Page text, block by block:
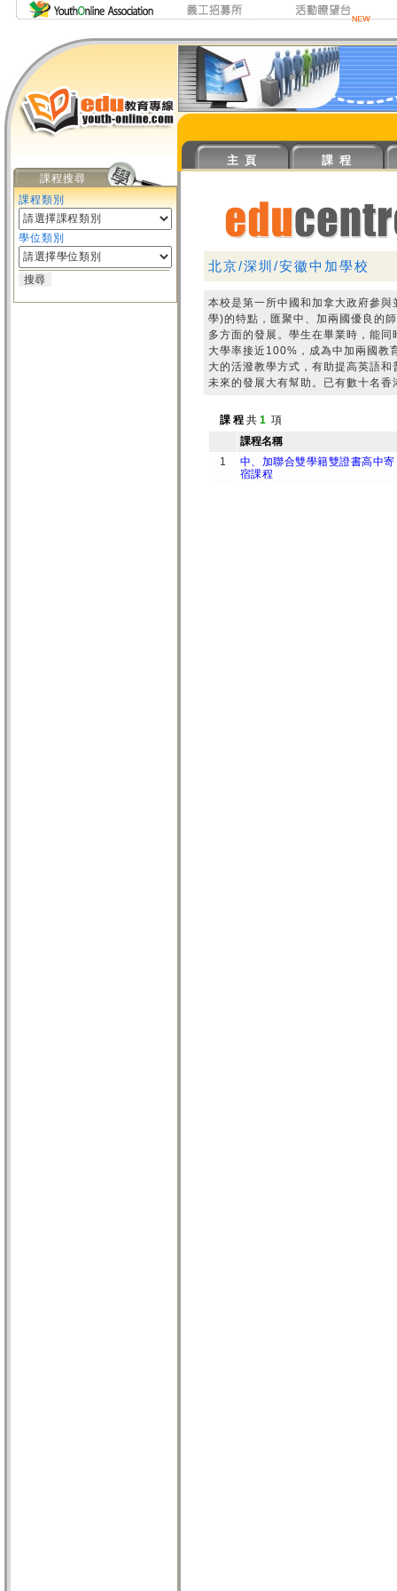
課程搜尋
課程類別
學位類別
主 頁 課 程
北京/深圳/安徽中加學校
本校是第一所中國和加拿大政府參
學)的特點，匯聚中、加兩國優良的
多方面的發展。學生在畢業時，能
大學率接近100%，成為中加兩國教
大的活潑教學方式，有助提高英語
未來的發展大有幫助。已有數十名
課 程 共 1 項
課程名稱
1
中、加聯合雙學籍雙證書高中寄
宿課程